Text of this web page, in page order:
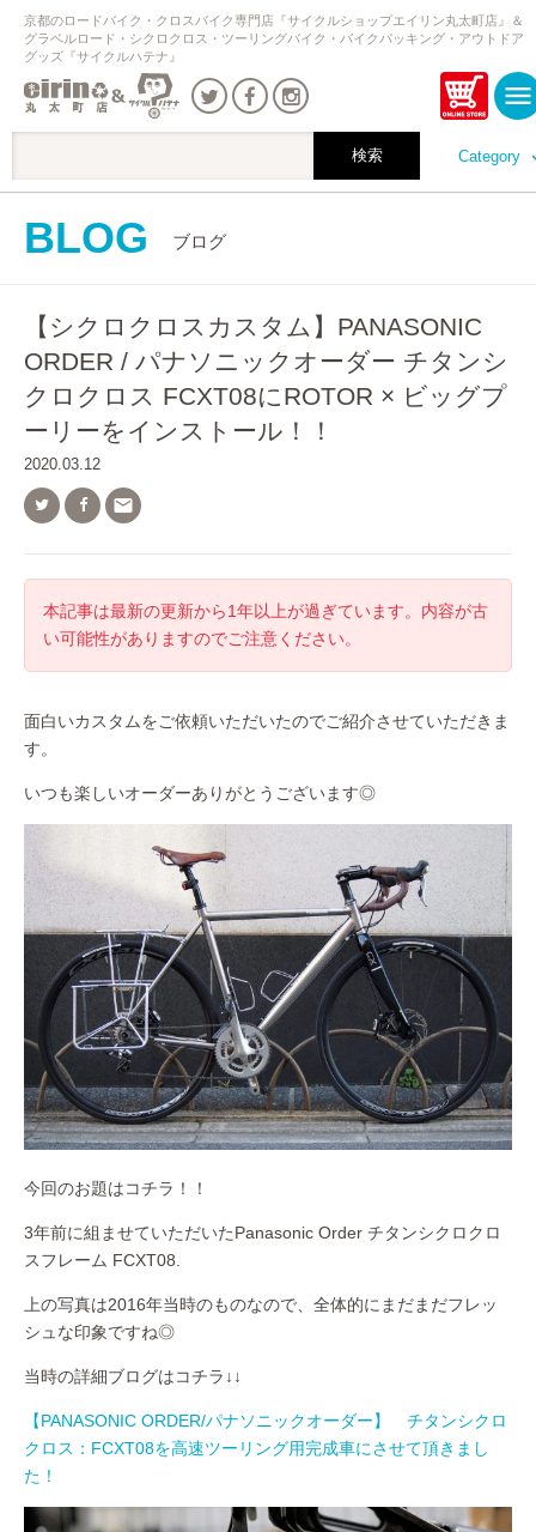
Category
京都のロードバイク・クロスバイク専門店『サイクルショップエイリン丸太町店』＆
グラベルロード・シクロクロス・ツーリングバイク・バイクパッキング・アウトドア
グッズ『サイクルハテナ』
BLOG ブログ
【シクロクロスカスタム】PANASONIC
ORDER / パナソニックオーダー チタンシ
クロクロス FCXT08にROTOR × ビッグプ
ーリーをインストール！！
2020.03.12

本記事は最新の更新から1年以上が過ぎています。内容が古
い可能性がありますのでご注意ください。
面白いカスタムをご依頼いただいたのでご紹介させていただきま
す。
いつも楽しいオーダーありがとうございます◎
今回のお題はコチラ！！
3年前に組ませていただいたPanasonic Order チタンシクロクロ
スフレーム FCXT08.
上の写真は2016年当時のものなので、全体的にまだまだフレッ
シュな印象ですね◎
当時の詳細ブログはコチラ↓↓
【PANASONIC ORDER/パナソニックオーダー】 チタンシクロ
クロス：FCXT08を高速ツーリング用完成車にさせて頂きまし
た！